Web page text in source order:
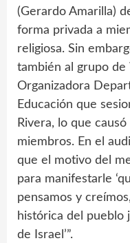
(Gerardo Amarilla)
forma privada a
religiosa. Sin
también al grupo de
Organizadora
Educación que
Rivera, lo que
miembros. En el
que el motivo del
para manifestarle
pensamos y
histórica del pueblo
de Israel’”.